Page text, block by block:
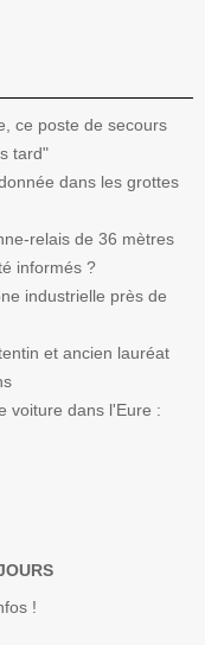
ce poste de secours
tard"
dans les grottes
relais de 36 mètres
informés ?
industrielle près de
et ancien lauréat
voiture dans l'Eure :
!